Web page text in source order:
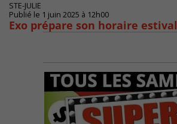
STE-JULIE
Publié le 1 juin 2025 à 12h00
Exo prépare son horaire estival